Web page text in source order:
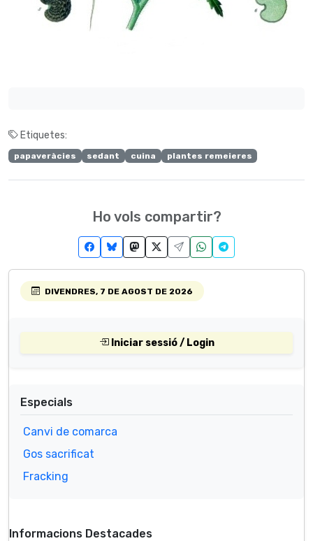
Etiquetes:
papaveràcies sedant cuina plantes remeieres
Ho vols compartir?
DIVENDRES, 7 DE AGOST DE 2026
Iniciar sessió / Login
Especials
Canvi de comarca
Gos sacrificat
Fracking
Informacions Destacades